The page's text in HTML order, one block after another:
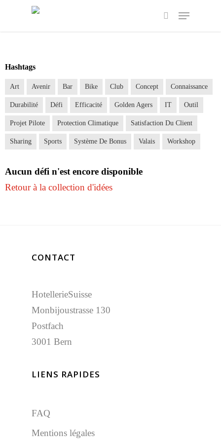
Hashtags
Art Avenir Bar Bike Club Concept Connaissance
Durabilité Défi Efficacité Golden Agers IT Outil
Projet Pilote Protection Climatique Satisfaction Du Client
Sharing Sports Système De Bonus Valais Workshop
Aucun défi n'est encore disponible
Retour à la collection d'idées
CONTACT
HotellerieSuisse
Monbijoustrasse 130
Postfach
3001 Bern
LIENS RAPIDES
FAQ
Mentions légales